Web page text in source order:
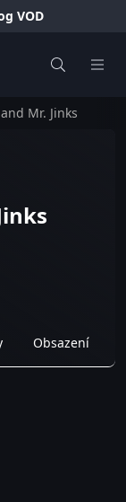
VOD
Mr. Jinks
Obsazení